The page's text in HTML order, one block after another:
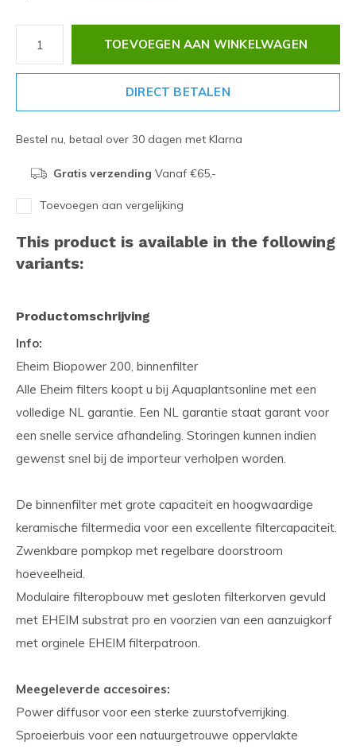
TOEVOEGEN AAN WINKELWAGEN
DIRECT BETALEN
Bestel nu, betaal over 30 dagen met Klarna
Gratis verzending Vanaf €65,-
Toevoegen aan vergelijking
This product is available in the following
variants:
Productomschrijving
Info:
Eheim Biopower 200, binnenfilter
Alle Eheim filters koopt u bij Aquaplantsonline met een
volledige NL garantie. Een NL garantie staat garant voor
een snelle service afhandeling. Storingen kunnen indien
gewenst snel bij de importeur verholpen worden.
De binnenfilter met grote capaciteit en hoogwaardige
keramische filtermedia voor een excellente filtercapaciteit.
Zwenkbare pompkop met regelbare doorstroom
hoeveelheid.
Modulaire filteropbouw met gesloten filterkorven gevuld
met EHEIM substrat pro en voorzien van een aanzuigkorf
met orginele EHEIM filterpatroon.
Meegeleverde accesoires:
Power diffusor voor een sterke zuurstofverrijking.
Sproeierbuis voor een natuurgetrouwe oppervlakte